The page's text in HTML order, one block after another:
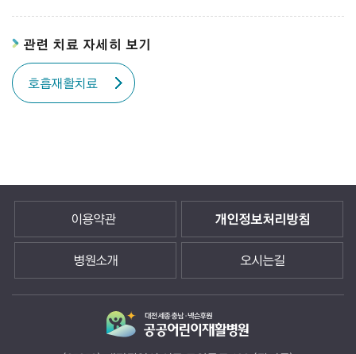
관련 치료 자세히 보기
호흡재활치료
이용약관 개인정보처리방침
병원소개 오시는길